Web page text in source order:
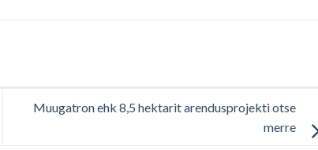
Muugatron ehk 8,5 hektarit arendusprojekti otse
merre